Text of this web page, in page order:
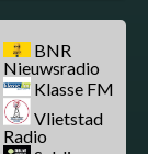
BNR
Nieuwsradio
Klasse FM
Vlietstad
Radio